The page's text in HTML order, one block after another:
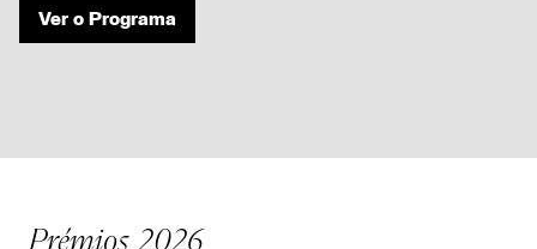
Ver o Programa